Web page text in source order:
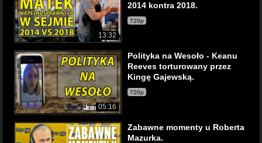
13:32
2014 kontra 2018.
720p
05:16
Polityka na Wesoło - Keanu
Reeves torturowany przez
Kingę Gajewską.
720p
Zabawne momenty u Roberta
Mazurka.